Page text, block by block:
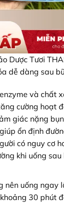
Dược Tươi
dễ dàng sau
và chất
cường hoạt
giác nặng
ổn định
có nguy cơ
khi uống
nên uống ngay
30 phút